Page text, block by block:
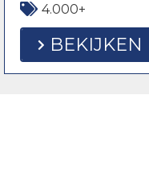
4.000+
BEKIJKEN